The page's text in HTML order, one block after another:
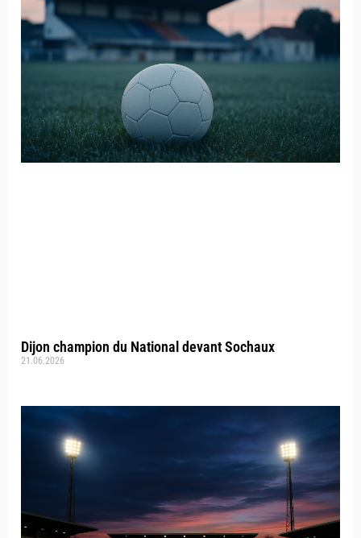
Dijon champion du National devant Sochaux
21.06.2026